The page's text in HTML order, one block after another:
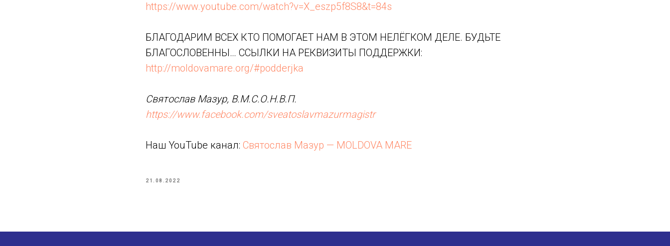
https://www.youtube.com/watch?v=X_eszp5f8S8&t=84s
БЛАГОДАРИМ ВСЕХ КТО ПОМОГАЕТ НАМ В ЭТОМ НЕЛЁГКОМ ДЕЛЕ. БУДЬТЕ
БЛАГОСЛОВЕННЫ… ССЫЛКИ НА РЕКВИЗИТЫ ПОДДЕРЖКИ:
http://moldovamare.org/#podderjka
Святослав Мазур, В.М.С.О.Н.В.П.
https://www.facebook.com/sveatoslavmazurmagistr
Наш YouTube канал: Святослав Мазур — MOLDOVA MARE
21.08.2022